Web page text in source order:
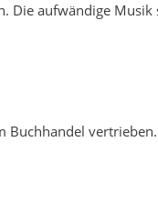
Die aufwändige